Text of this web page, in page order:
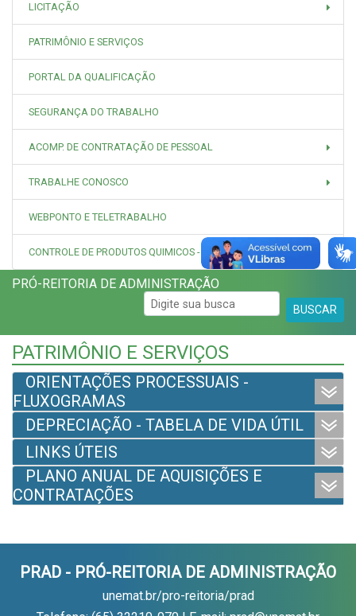
LICITAÇÃO
PATRIMÔNIO E SERVIÇOS
PORTAL DA QUALIFICAÇÃO
SEGURANÇA DO TRABALHO
ACOMP. DE CONTRATAÇÃO DE PESSOAL
TRABALHE CONOSCO
WEBPONTO E TELETRABALHO
CONTROLE DE PRODUTOS QUIMICOS - CPQ
PRÓ-REITORIA DE ADMINISTRAÇÃO
BUSCAR
PATRIMÔNIO E SERVIÇOS
ORIENTAÇÕES PROCESSUAIS -
FLUXOGRAMAS
DEPRECIAÇÃO - TABELA DE VIDA ÚTIL
LINKS ÚTEIS
PLANO ANUAL DE AQUISIÇÕES E
CONTRATAÇÕES
PRAD - PRÓ-REITORIA DE ADMINISTRAÇÃO
unemat.br/pro-reitoria/prad